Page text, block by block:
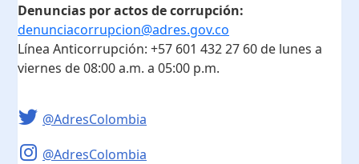
Denuncias por actos de corrupción:
denunciacorrupcion@adres.gov.co
Línea Anticorrupción: +57 601 432 27 60 de lunes a
viernes de 08:00 a.m. a 05:00 p.m.
@AdresColombia
@AdresColombia